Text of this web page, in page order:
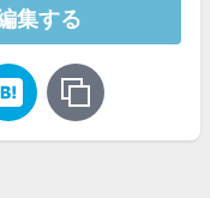
集する